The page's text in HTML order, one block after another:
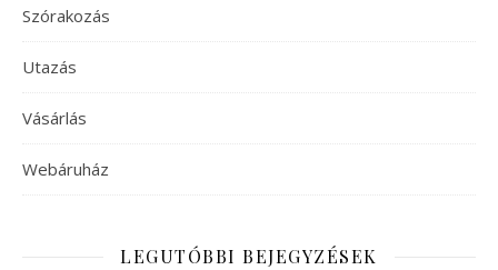
Szórakozás
Utazás
Vásárlás
Webáruház
LEGUTÓBBI BEJEGYZÉSEK